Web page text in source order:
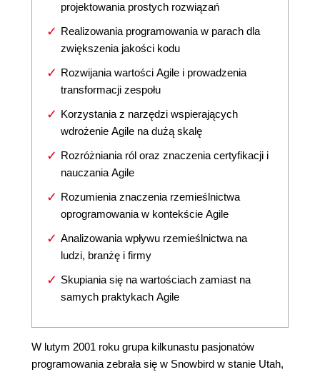
projektowania prostych rozwiązań
Realizowania programowania w parach dla
zwiększenia jakości kodu
Rozwijania wartości Agile i prowadzenia
transformacji zespołu
Korzystania z narzędzi wspierających
wdrożenie Agile na dużą skalę
Rozróżniania ról oraz znaczenia certyfikacji i
nauczania Agile
Rozumienia znaczenia rzemieślnictwa
oprogramowania w kontekście Agile
Analizowania wpływu rzemieślnictwa na
ludzi, branżę i firmy
Skupiania się na wartościach zamiast na
samych praktykach Agile
W lutym 2001 roku grupa kilkunastu pasjonatów
programowania zebrała się w Snowbird w stanie Utah,